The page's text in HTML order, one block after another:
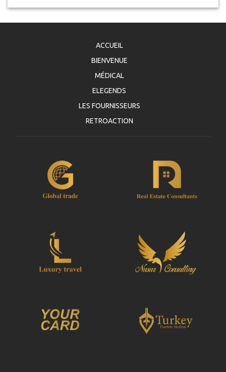
ACCUEIL
BIENVENUE
MÉDICAL
ELEGENDS
LES FOURNISSEURS
RETROACTION